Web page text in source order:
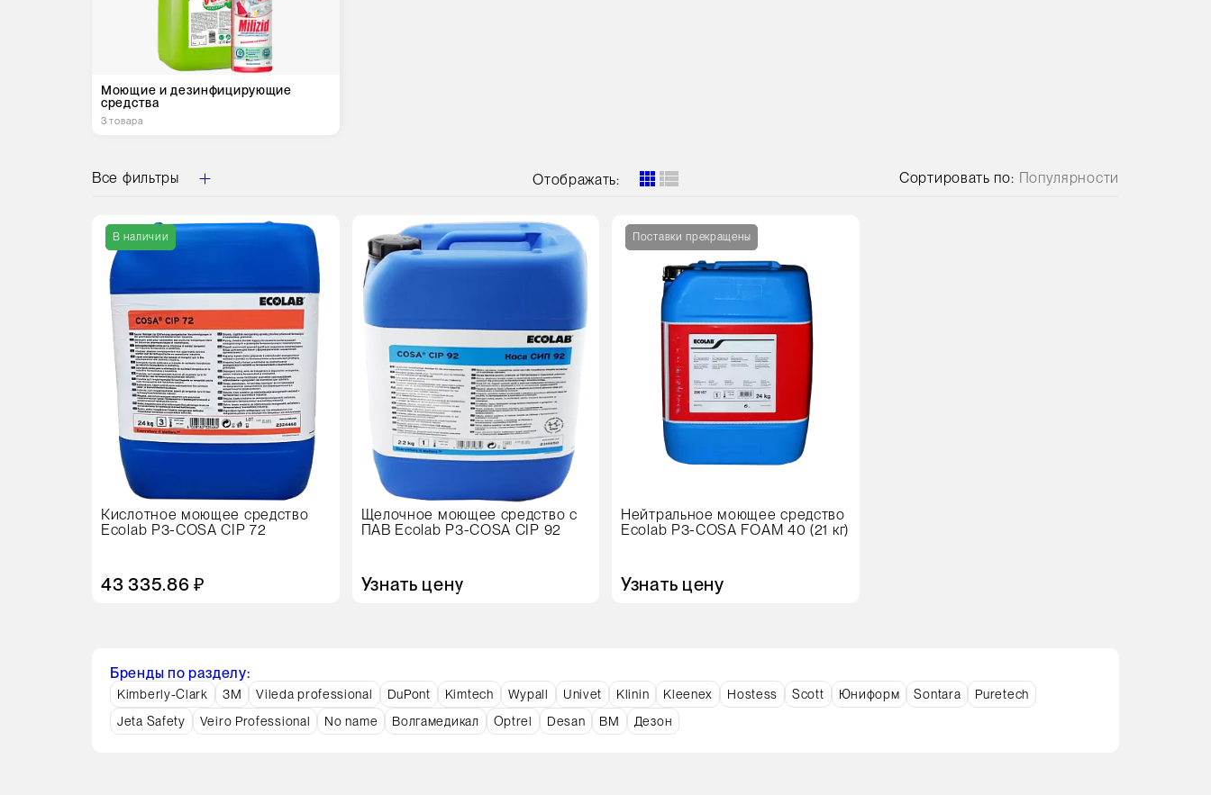
Моющие и дезинфицирующие
средства
3 товара
Все фильтры Отображать: Сортировать по: Популярности
В наличии
Кислотное моющее средство
Ecolab P3-COSA CIP 72
43 335.86 ₽
Щелочное моющее средство с
ПАВ Ecolab P3-COSA CIP 92
Узнать цену
Вес
22 кг
Тип
упаковки
Канистра
Поставки прекращены
Нейтральное моющее средство
Ecolab P3-COSA FOAM 40 (21 кг)
Узнать цену
24 кг
Тип
Бренды по разделу:
Kimberly-Clark 3M Vileda professional DuPont Kimtech Wypall Univet Klinin Kleenex Hostess Scott Юниформ Sontara
Puretech
Jeta Safety
Veiro Professional No name Волгамедикал Optrel Desan ВМ Дезон